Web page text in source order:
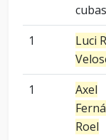
cubas
1
Luci
1
Axel
Roel